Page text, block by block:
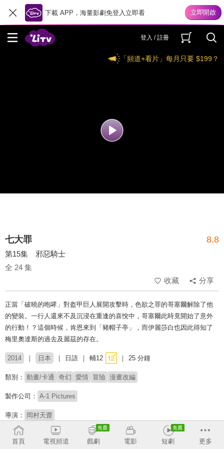
下載 APP，海量影劇免登入立即看
登入 / 註冊
「頻道+看片」每月只要 $199？
七大罪 8.8
第15集 邪惡騎士
全 24 集
收藏
分享
正當「破曉的咆哮」對盔甲巨人展開攻擊時，色欲之罪的哥塞爾解除了他
的變裝。一行人還來不及沉浸在重逢的喜悅中，哥塞爾此時竟開始了意外
的行動！？這個時候，肯恩來到「豬帽子亭」，而伊麗莎白也因此得知了
梅里奧達斯的過去及麗茲的存在。
2014 日本 日語 輔12 25 分鐘
類別： 動畫/卡通 奇幻 愛情 冒險 漫畫改編
製作公司： A-1 Pictures
導演： 岡村天齋
配音： 雨宮天 久野美咲
首頁
電視頻道 戲劇 電影 短劇 更多